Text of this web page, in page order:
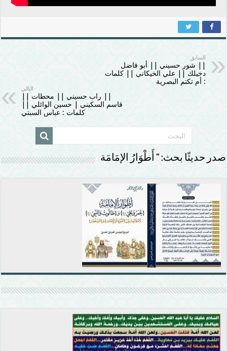
السابق
|| شور حسيني || أبو فاضل
دخيلك || علي الخيكاني || كلمات
: أم تكتم البصرية
التالي
|| راب حسيني || محطات ||
قاسم السكيني | حسين الوائلي ||
كلمات : عباس السبتي
صدر حديثًا بحث: ” أَطْوَارُ الإمَامَة